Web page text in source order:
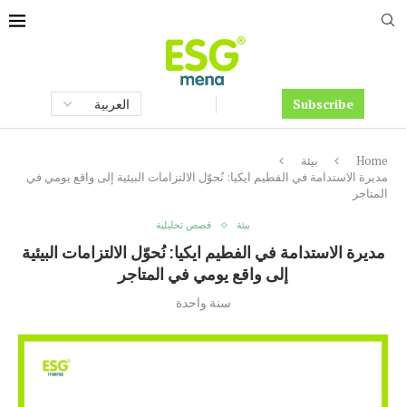
Subscribe
Home
بيئة
مديرة الاستدامة في الفطيم ايكيا: نُحوّل الالتزامات البيئية إلى واقع يومي في
المتاجر
بيئة قصص تحليلية
مديرة الاستدامة في الفطيم ايكيا: نُحوّل الالتزامات البيئية
إلى واقع يومي في المتاجر
سنة واحدة